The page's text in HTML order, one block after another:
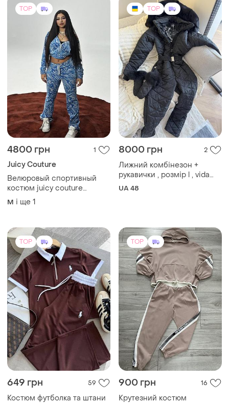
TOP
4800 грн 1
Juicy Couture
Велюровый спортивный
костюм juicy couture
велюровий костюм juicy
couture
M і ще 1
TOP
8000 грн 2
Лижний комбінезон +
рукавички , розмір l , vida
winter
UA 48
TOP
649 грн 59
Костюм футболка та штани
TOP
900 грн 16
Крутезний костюм